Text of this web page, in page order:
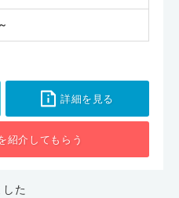
詳細を見る
紹介してもらう
た